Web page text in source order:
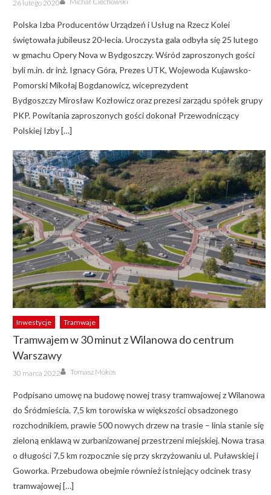
on
26 lutego 2020
Polska Izba Producentów Urządzeń i Usług na Rzecz Kolei
świętowała jubileusz 20-lecia. Uroczysta gala odbyła się 25 lutego
w gmachu Opery Nova w Bydgoszczy. Wśród zaproszonych gości
byli m.in. dr inż. Ignacy Góra, Prezes UTK, Wojewoda Kujawsko-
Pomorski Mikołaj Bogdanowicz, wiceprezydent
Bydgoszczy Mirosław Kozłowicz oraz prezesi zarządu spółek grupy
PKP. Powitania zaproszonych gości dokonał Przewodniczący
Polskiej Izby […]
Inwestycje Tramwaje
Tramwajem w 30 minut z Wilanowa do centrum
Warszawy
Posted
on
30 marca 2022 Author
Tomasz Mokos
Podpisano umowę na budowę nowej trasy tramwajowej z Wilanowa
do Śródmieścia. 7,5 km torowiska w większości obsadzonego
rozchodnikiem, prawie 500 nowych drzew na trasie – linia stanie się
zieloną enklawą w zurbanizowanej przestrzeni miejskiej. Nowa trasa
o długości 7,5 km rozpocznie się przy skrzyżowaniu ul. Puławskiej i
Goworka. Przebudowa obejmie również istniejący odcinek trasy
tramwajowej […]